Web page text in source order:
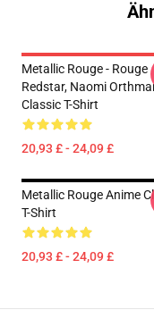
Metallic Rouge - Rouge
Redstar, Naomi
Classic T-Shirt
20,93 £ - 24,09 £
Metallic Rouge Anime
T-Shirt
20,93 £ - 24,09 £